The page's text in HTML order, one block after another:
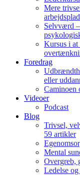
Mere
Selvværd
Kursus i at
Foredrag
eller
Caminoen
Videoer
Podcast
Blog
Trivsel,
59 artikler
Mental
Overgreb,
Ledelse